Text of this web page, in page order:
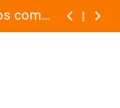
com o
família